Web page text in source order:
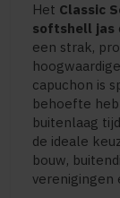
Het Classic
softshell jas
een strak,
capuchon is
behoefte
buitenlaag
de ideale
bouw,
verenigingen